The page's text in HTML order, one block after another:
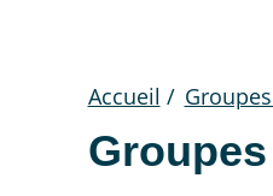
Accueil /